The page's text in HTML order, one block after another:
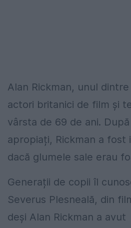
Alan Rickman, unul
actori britanici de film și
vârsta de 69 de ani.
apropiați, Rickman a fost
dacă glumele sale erau
Generații de copii îl
Severus Plesneală, din
deși Alan Rickman a avut